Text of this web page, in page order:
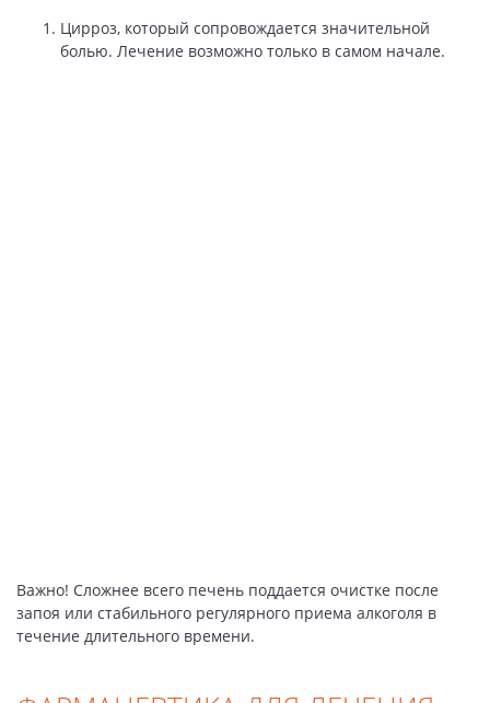
Цирроз, который сопровождается значительной
болью. Лечение возможно только в самом начале.
Важно! Сложнее всего печень поддается очистке после
запоя или стабильного регулярного приема алкоголя в
течение длительного времени.